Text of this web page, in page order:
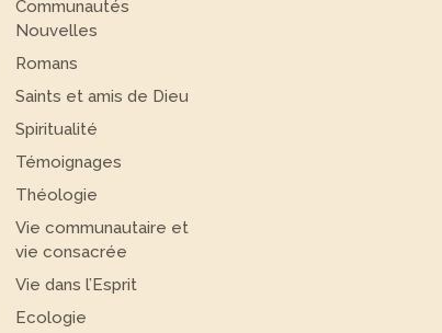
Communautés
Nouvelles
Romans
Saints et amis de Dieu
Spiritualité
Témoignages
Théologie
Vie communautaire et
vie consacrée
Vie dans l’Esprit
Ecologie